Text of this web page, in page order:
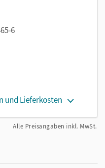
6
und Lieferkosten
Alle Preisangaben inkl. MwSt.